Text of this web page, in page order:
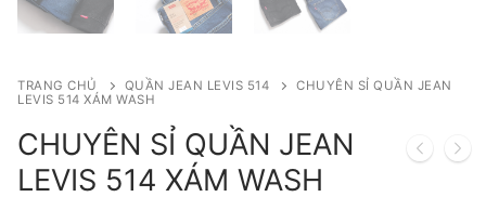
TRANG CHỦ QUẦN JEAN LEVIS 514
CHUYÊN SỈ QUẦN JEAN
LEVIS 514 XÁM WASH
CHUYÊN SỈ QUẦN JEAN
LEVIS 514 XÁM WASH